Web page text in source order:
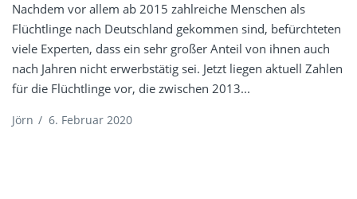
Nachdem vor allem ab 2015 zahlreiche Menschen als
Flüchtlinge nach Deutschland gekommen sind, befürchteten
viele Experten, dass ein sehr großer Anteil von ihnen auch
nach Jahren nicht erwerbstätig sei. Jetzt liegen aktuell Zahlen
für die Flüchtlinge vor, die zwischen 2013...
Jörn / 6. Februar 2020